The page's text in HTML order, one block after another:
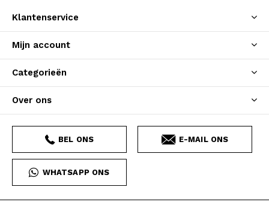
Klantenservice
Mijn account
Categorieën
Over ons
BEL ONS E-MAIL ONS
WHATSAPP ONS